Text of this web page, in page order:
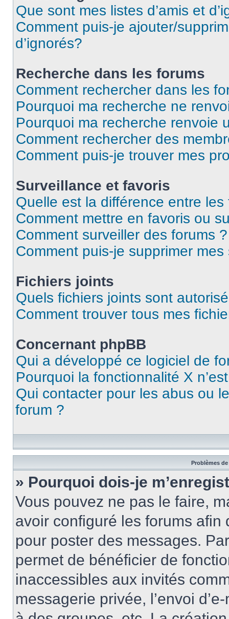
Que sont mes listes d’amis et
Comment puis-je ajouter/
d’ignorés?
Recherche dans les forums
Comment rechercher dans les
Pourquoi ma recherche ne
Pourquoi ma recherche renvoie
Comment rechercher des
Comment puis-je trouver mes
Surveillance et favoris
Quelle est la différence entre
Comment mettre en favoris ou
Comment surveiller des forums ?
Comment puis-je supprimer
Fichiers joints
Quels fichiers joints sont
Comment trouver tous mes
Concernant phpBB
Qui a développé ce logiciel de
Pourquoi la fonctionnalité X
Qui contacter pour les abus ou
forum ?
Problèmes
» Pourquoi dois-je
Vous pouvez ne pas le faire,
avoir configuré les forums afin
pour poster des messages.
permet de bénéficier de
inaccessibles aux invités
messagerie privée, l’envoi